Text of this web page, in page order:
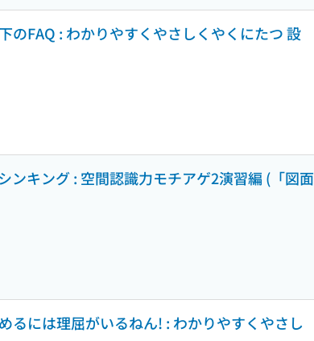
のFAQ : わかりやすくやさしくやくにたつ 設
キング : 空間認識力モチアゲ2演習編 (「図面
るには理屈がいるねん! : わかりやすくやさし